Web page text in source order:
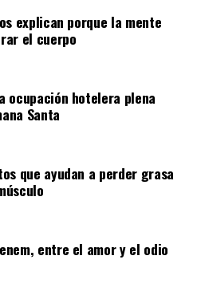
explican porque la mente
el cuerpo
ocupación hotelera plena
Santa
que ayudan a perder grasa
entre el amor y el odio